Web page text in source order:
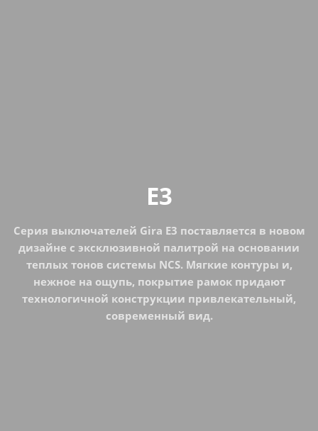
E3
Серия выключателей Gira E3 поставляется в новом
дизайне с эксклюзивной палитрой на основании
теплых тонов системы NCS. Мягкие контуры и,
нежное на ощупь, покрытие рамок придают
технологичной конструкции привлекательный,
современный вид.